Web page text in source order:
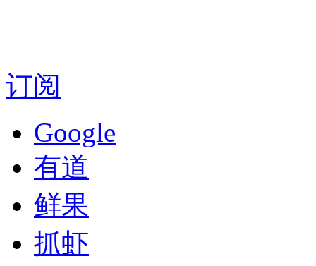
订阅
Google
有道
鲜果
抓虾